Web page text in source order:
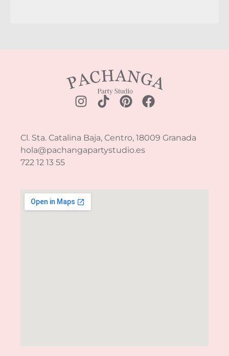
Cl. Sta. Catalina Baja, Centro, 18009 Granada
hola@pachangapartystudio.es
722 12 13 55